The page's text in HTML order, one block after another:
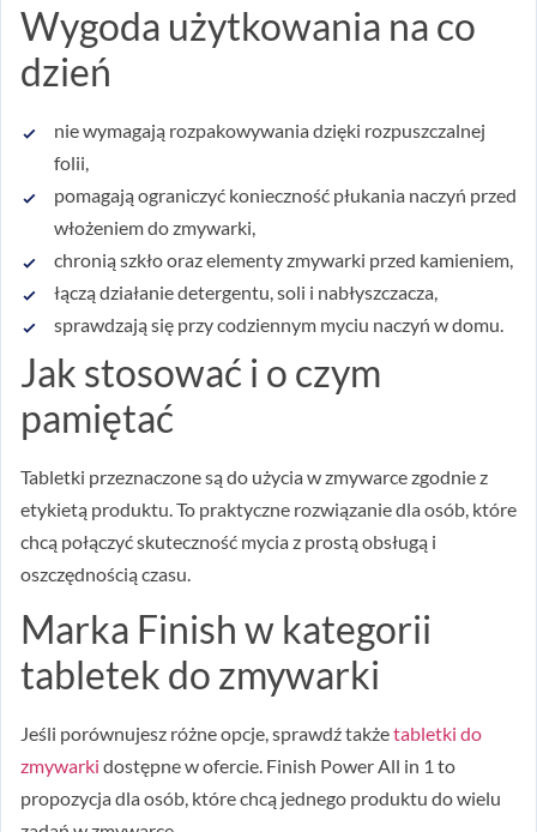
Wygoda użytkowania na co
dzień
nie wymagają rozpakowywania dzięki rozpuszczalnej
folii,
pomagają ograniczyć konieczność płukania naczyń przed
włożeniem do zmywarki,
chronią szkło oraz elementy zmywarki przed kamieniem,
łączą działanie detergentu, soli i nabłyszczacza,
sprawdzają się przy codziennym myciu naczyń w domu.
Jak stosować i o czym
pamiętać
Tabletki przeznaczone są do użycia w zmywarce zgodnie z
etykietą produktu. To praktyczne rozwiązanie dla osób, które
chcą połączyć skuteczność mycia z prostą obsługą i
oszczędnością czasu.
Marka Finish w kategorii
tabletek do zmywarki
Jeśli porównujesz różne opcje, sprawdź takżetabletki do
zmywarki dostępne w ofercie. Finish Power All in 1 to
propozycja dla osób, które chcą jednego produktu do wielu